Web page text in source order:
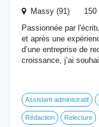
Massy (91) 150
Passionnée par
et après une
d’une entreprise de
croissance, j’ai
Assistant administratif
Rédaction Relecture